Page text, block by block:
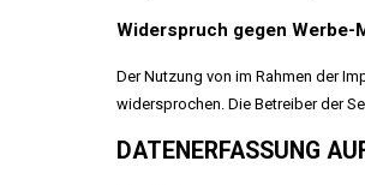
Widerspruch gegen Werbe-
Der Nutzung von im Rahmen der
widersprochen. Die Betreiber der
DATENERFASSUNG